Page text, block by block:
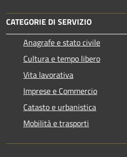
CATEGORIE DI SERVIZIO
Anagrafe e stato civile
Cultura e tempo libero
Vita lavorativa
Imprese e Commercio
Catasto e urbanistica
Mobilità e trasporti